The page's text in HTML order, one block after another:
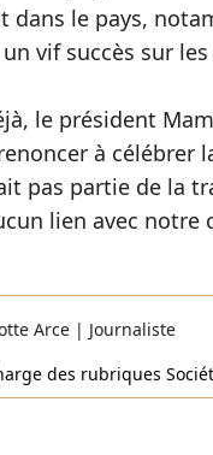
dans le pays,
vif succès sur
le président
à célébrer
pas partie de la
lien avec notre
Arce | Journaliste
des rubriques